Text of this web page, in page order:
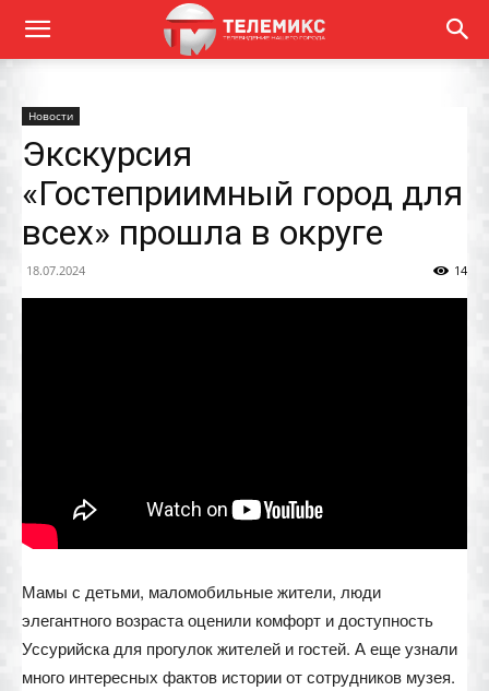
Новости
Экскурсия
«Гостеприимный город для
всех» прошла в округе
18.07.2024 14
Мамы с детьми, маломобильные жители, люди
элегантного возраста оценили комфорт и доступность
Уссурийска для прогулок жителей и гостей. А еще узнали
много интересных фактов истории от сотрудников музея.